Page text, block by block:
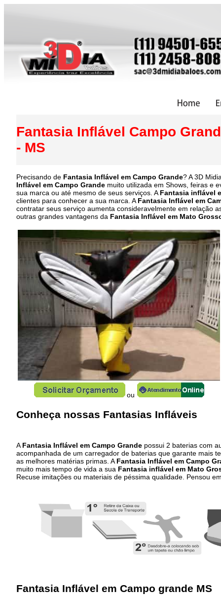
Fantasia Inflável Campo
- MS
Precisando de Fantasia Inflável em Campo Grande? A 3D
Inflável em Campo Grande muito utilizada em Shows, feiras e
sua marca ou até mesmo de seus serviços. A Fantasia inflável
clientes para conhecer a sua marca. A Fantasia Inflável em
contratar seus serviço aumenta consideravelmente em relação
outras grandes vantagens da Fantasia Inflável em Mato
ou
Conheça nossas Fantasias Infláveis
A Fantasia Inflável em Campo Grande possui 2 baterias com
acompanhada de um carregador de baterias que garante mais
as melhores matérias primas. A Fantasia Inflável em Campo
muito mais tempo de vida a sua Fantasia inflável em Mato
Recuse imitações ou materiais de péssima qualidade. Pensou
Fantasia Inflável em Campo grande MS